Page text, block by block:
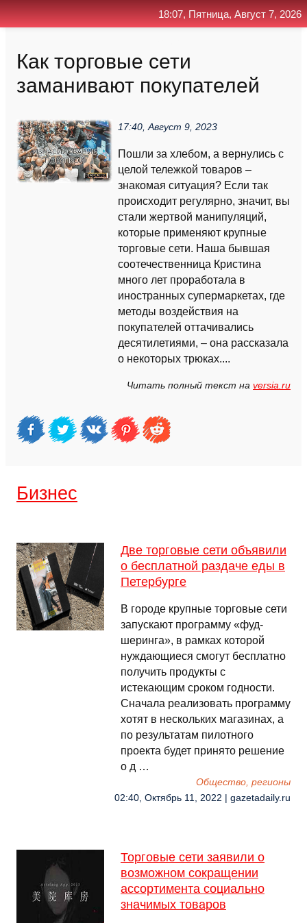
Как торговые сети
заманивают покупателей
17:40, Август 9, 2023
Пошли за хлебом, а вернулись с
целой тележкой товаров –
знакомая ситуация? Если так
происходит регулярно, значит, вы
стали жертвой манипуляций,
которые применяют крупные
торговые сети. Наша бывшая
соотечественница Кристина
много лет проработала в
иностранных супермаркетах, где
методы воздействия на
покупателей оттачивались
десятилетиями, – она рассказала
о некоторых трюках....
Читать полный текст на versia.ru
Бизнес
Две торговые сети объявили
о бесплатной раздаче еды в
Петербурге
В городе крупные торговые сети
запускают программу «фуд-
шеринга», в рамках которой
нуждающиеся смогут бесплатно
получить продукты с
истекающим сроком годности.
Сначала реализовать программу
хотят в нескольких магазинах, а
по результатам пилотного
проекта будет принято решение
о д …
Общество, регионы
02:40, Октябрь 11, 2022 | gazetadaily.ru
Торговые сети заявили о
возможном сокращении
ассортимента социально
значимых товаров
18:07, Пятница, Август 7, 2026